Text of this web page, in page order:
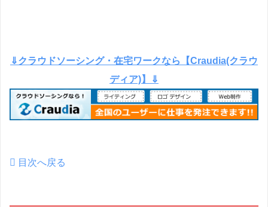
⇓クラウドソーシング・在宅ワークなら【Craudia(クラウ
ディア)】⇓
目次へ戻る